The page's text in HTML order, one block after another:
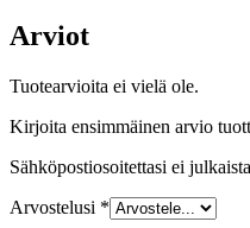
Arviot
Tuotearvioita ei vielä ole.
Kirjoita ensimmäinen arvio
Sähköpostiosoitettasi ei
Arvostelusi *